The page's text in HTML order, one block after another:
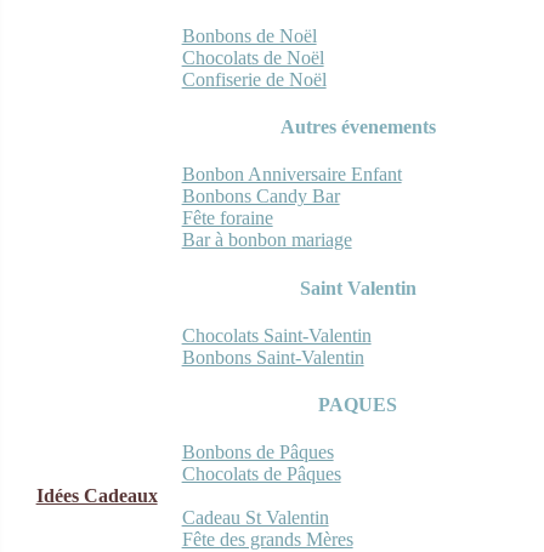
Bonbons de Noël
Chocolats de Noël
Confiserie de Noël
Autres évenements
Bonbon Anniversaire Enfant
Bonbons Candy Bar
Fête foraine
Bar à bonbon mariage
Saint Valentin
Chocolats Saint-Valentin
Bonbons Saint-Valentin
PAQUES
Bonbons de Pâques
Chocolats de Pâques
Idées Cadeaux
Cadeau St Valentin
Fête des grands Mères